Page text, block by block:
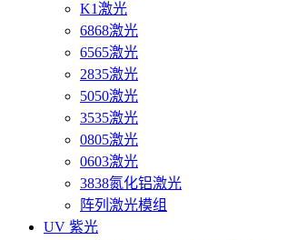
K1激光
6868激光
6565激光
2835激光
5050激光
3535激光
0805激光
0603激光
3838氮化铝激光
阵列激光模组
UV 紫光